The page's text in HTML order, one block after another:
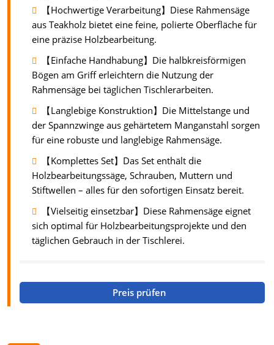
【Hochwertige Verarbeitung】Diese Rahmensäge
aus Teakholz bietet eine feine, polierte Oberfläche für
eine präzise Holzbearbeitung.
【Einfache Handhabung】Die halbkreisförmigen
Bögen am Griff erleichtern die Nutzung der
Rahmensäge bei täglichen Tischlerarbeiten.
【Langlebige Konstruktion】Die Mittelstange und
der Spannzwinge aus gehärtetem Manganstahl sorgen
für eine robuste und langlebige Rahmensäge.
【Komplettes Set】Das Set enthält die
Holzbearbeitungssäge, Schrauben, Muttern und
Stiftwellen – alles für den sofortigen Einsatz bereit.
【Vielseitig einsetzbar】Diese Rahmensäge eignet
sich optimal für Holzbearbeitungsprojekte und den
täglichen Gebrauch in der Tischlerei.
Preis prüfen